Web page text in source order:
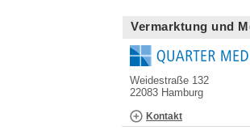
Vermarktung und
Weidestraße 132
22083 Hamburg
Kontakt